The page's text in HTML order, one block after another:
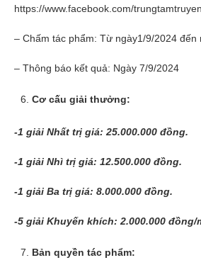
https://www.facebook.com/
– Chấm tác phẩm: Từ ngày1/9/2024 đến
– Thông báo kết quả: Ngày 7/9/2024
Cơ cấu giải thưởng:
-1 giải Nhất trị giá: 25.000.000 đồng.
-1 giải Nhì trị giá: 12.500.000 đồng.
-1 giải Ba trị giá: 8.000.000 đồng.
-5 giải Khuyến khích: 2.000.000 đồng/
Bản quyền tác phẩm: